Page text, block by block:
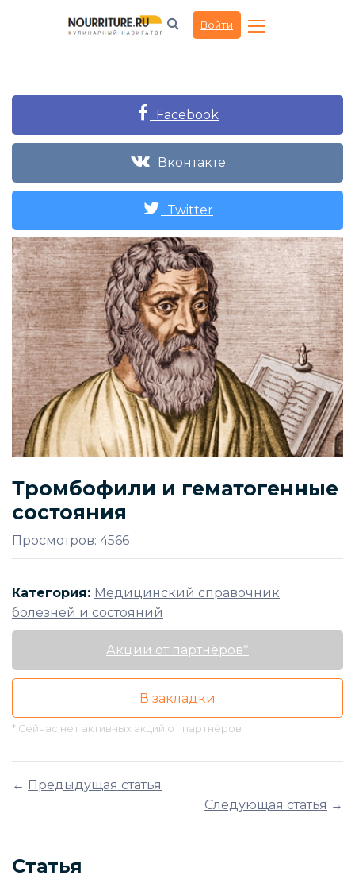
Войти
Facebook
Вконтакте
Twitter
Тромбофили и гематогенные
состояния
Просмотров: 4566
Категория: Медицинский справочник
болезней и состояний
Акции от партнёров*
В закладки
* Сейчас нет активных акций от партнёров
← Предыдущая статья
Следующая статья →
Статья